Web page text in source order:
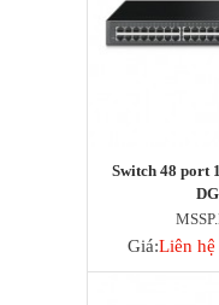
Switch TP-Link
ENGENIUS SWITCH
3G/4G TP-Link
Switch 48 port
Giá:Liên hệ